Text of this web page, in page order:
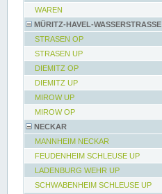
WAREN
MÜRITZ-HAVEL-WASSERSTRASSE
STRASEN OP
STRASEN UP
DIEMITZ OP
DIEMITZ UP
MIROW UP
MIROW OP
NECKAR
MANNHEIM NECKAR
FEUDENHEIM SCHLEUSE UP
LADENBURG WEHR UP
SCHWABENHEIM SCHLEUSE UP